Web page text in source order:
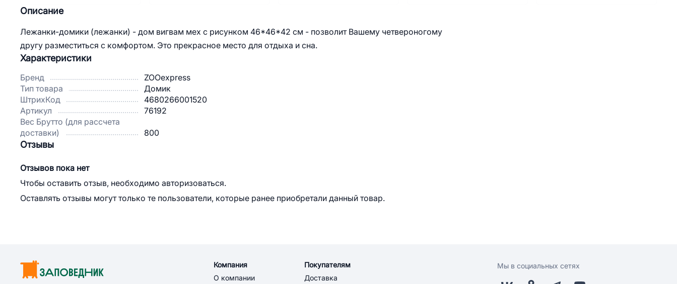
Описание
Лежанки-домики (лежанки) - дом вигвам мех с рисунком 46*46*42 см - позволит Вашему четвероногому
другу разместиться с комфортом. Это прекрасное место для отдыха и сна.
Характеристики
Бренд
ZOOexpress
Тип товара
Домик
ШтрихКод
4680266001520
Артикул
76192
Вес Брутто (для рассчета
доставки)
800
Отзывы
Отзывов пока нет
Чтобы оставить отзыв, необходимо авторизоваться.
Оставлять отзывы могут только те пользователи, которые ранее приобретали данный товар.
Компания
О компании
Покупателям
Доставка
Мы в социальных сетях